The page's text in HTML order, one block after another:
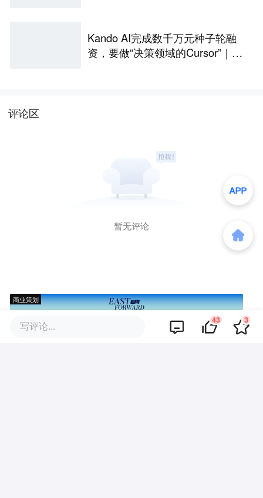
Kando AI完成数千万元种子轮融
资，要做“决策领域的Cursor”｜涌
评论区
暂无评论
商业策划
写评论... 43 3